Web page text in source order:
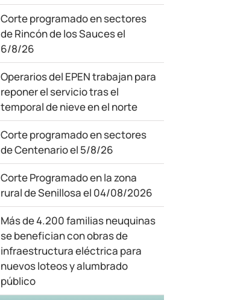
Corte programado en sectores
de Rincón de los Sauces el
6/8/26
Operarios del EPEN trabajan para
reponer el servicio tras el
temporal de nieve en el norte
Corte programado en sectores
de Centenario el 5/8/26
Corte Programado en la zona
rural de Senillosa el 04/08/2026
Más de 4.200 familias neuquinas
se benefician con obras de
infraestructura eléctrica para
nuevos loteos y alumbrado
público